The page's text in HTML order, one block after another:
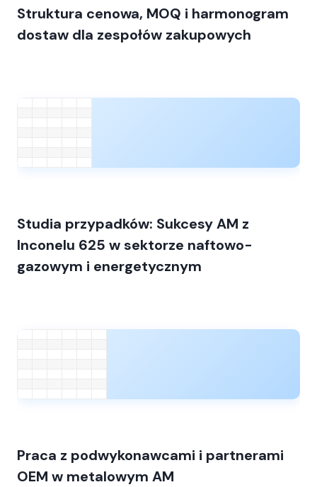
Struktura cenowa, MOQ i harmonogram
dostaw dla zespołów zakupowych
Studia przypadków: Sukcesy AM z
Inconelu 625 w sektorze naftowo-
gazowym i energetycznym
Praca z podwykonawcami i partnerami
OEM w metalowym AM